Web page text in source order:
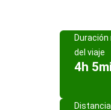
del viaje
4h